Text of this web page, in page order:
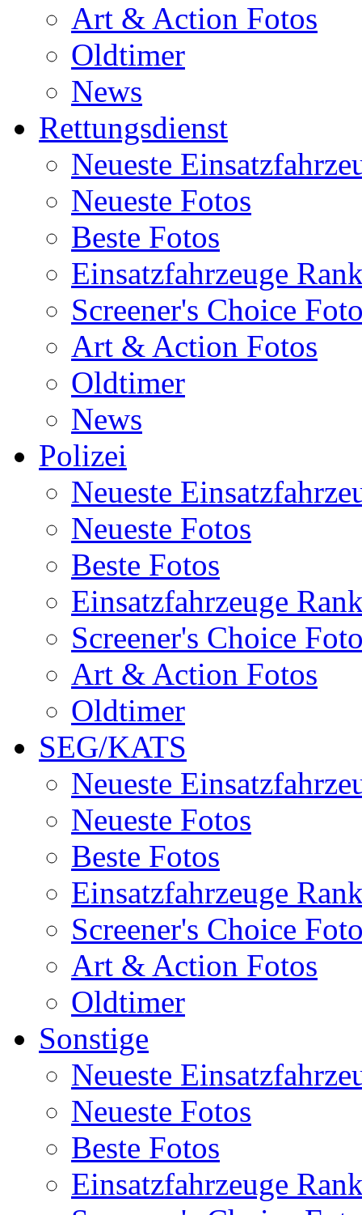
Art & Action Fotos
Oldtimer
News
Rettungsdienst
Neueste
Neueste Fotos
Beste Fotos
Einsatzfahrzeuge
Screener's Choice
Art & Action Fotos
Oldtimer
News
Polizei
Neueste
Neueste Fotos
Beste Fotos
Einsatzfahrzeuge
Screener's Choice
Art & Action Fotos
Oldtimer
SEG/KATS
Neueste
Neueste Fotos
Beste Fotos
Einsatzfahrzeuge
Screener's Choice
Art & Action Fotos
Oldtimer
Sonstige
Neueste
Neueste Fotos
Beste Fotos
Einsatzfahrzeuge